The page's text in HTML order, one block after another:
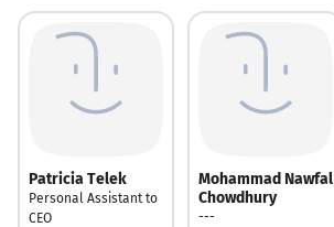
Patricia Telek
Personal Assistant to
CEO
Mohammad Nawfal
Chowdhury
---